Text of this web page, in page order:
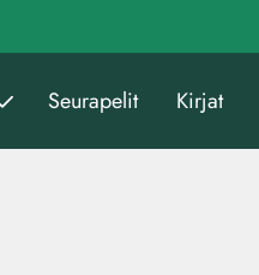
Seurapelit Kirjat